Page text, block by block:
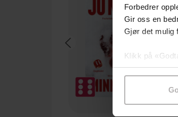
Forbedrer
Gir oss en
Gjør det mulig
Klikk på
samtykke til